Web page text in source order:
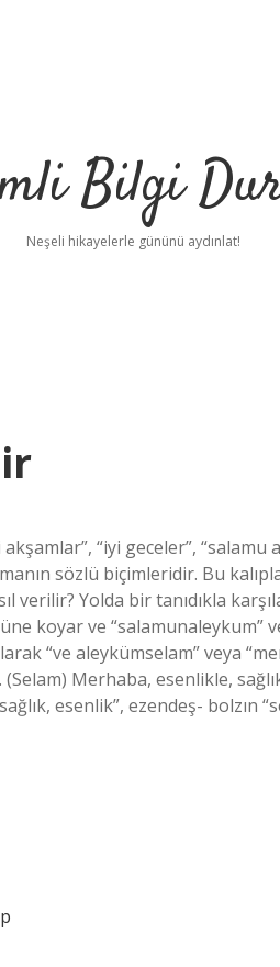
Bilgi
Neşeli hikayelerle gününü aydınlat!
“iyi geceler”, “salamu
sözlü biçimleridir. Bu
Yolda bir tanıdıkla
koyar ve “salamunaleykum”
“ve aleykümselam” veya
Merhaba, esenlikle,
esenlik”, ezendeş- bolzın